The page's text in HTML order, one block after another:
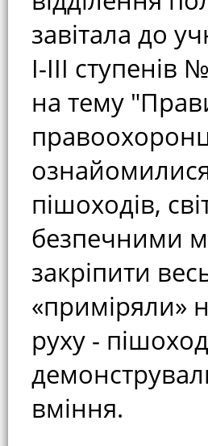
завітала до
І-ІІІ
на тему
пішоходів,
безпечними
закріпити
«приміряли»
руху -
вміння.